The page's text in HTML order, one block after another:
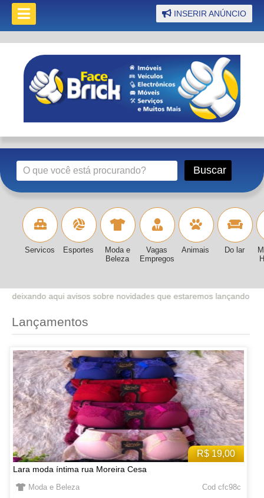
INSERIR ANÚNCIO
Servicos Esportes
Moda e
Beleza
Vagas
Empregos
Animais Do lar
novidades que estaremos lançando no site. Fique atento sobre
Lançamentos
R$ 19,00
Lara moda íntima rua Moreira Cesa
Moda e Beleza Cod cfc98c